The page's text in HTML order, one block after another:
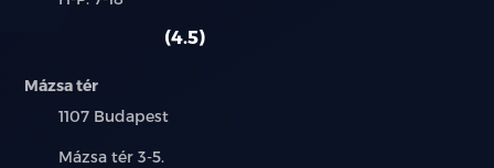
LED lámpa: nappali menetfény – ködfényszóró –
elakadásjelző - hátsó ködlámpa – kettős
tolatólámpa
4.5
Mázsa tér
Település:
1107 Budapest
Cím:
Mázsa tér 3-5.